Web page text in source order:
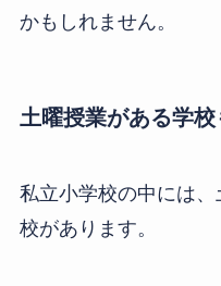
かもしれません。
土曜授業がある学校
私立小学校の中には
校があります。